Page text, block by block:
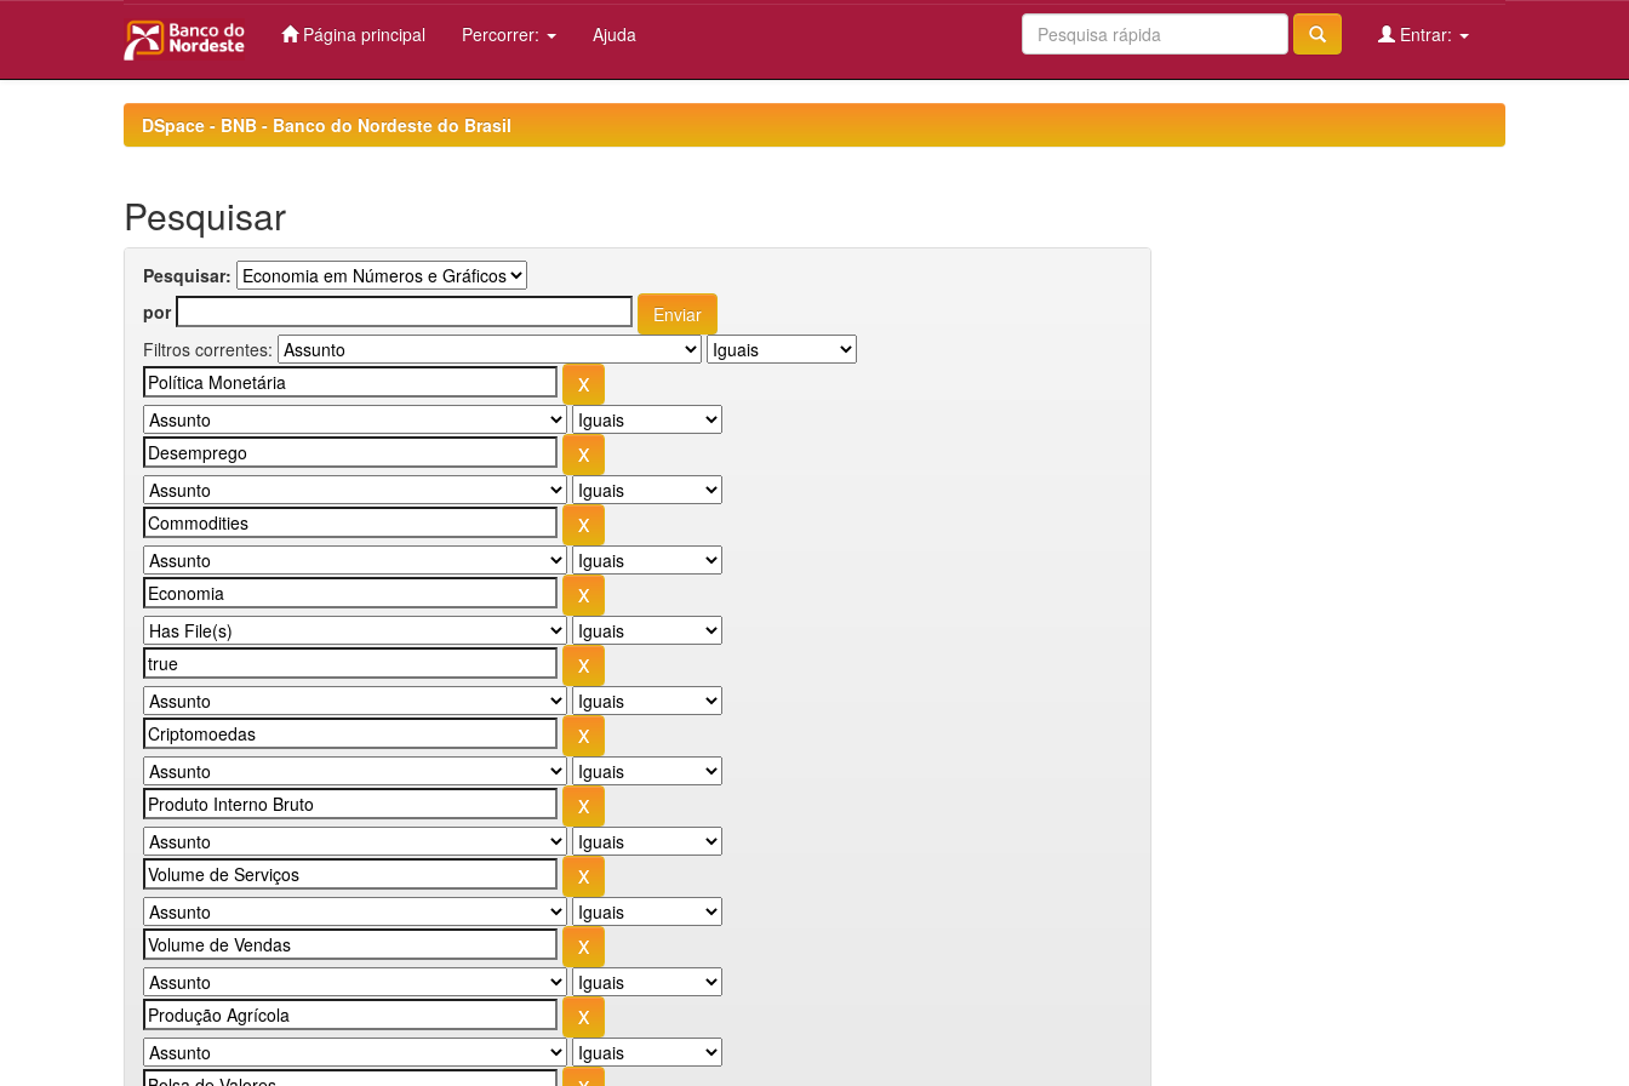
Página principal Percorrer: Ajuda Entrar:
DSpace - BNB - Banco do Nordeste do Brasil
Pesquisar
Pesquisar:
por
Filtros correntes: